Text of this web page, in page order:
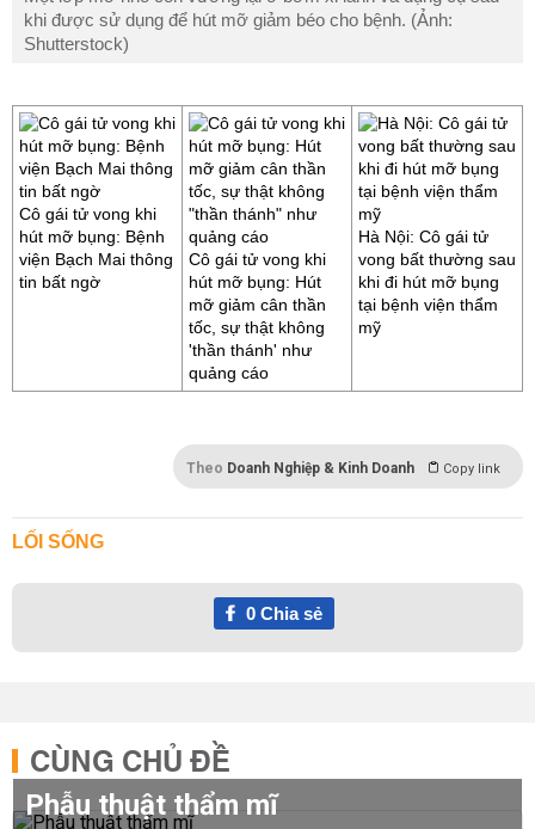
khi được sử dụng để hút mỡ giảm béo cho bệnh. (Ảnh:
Shutterstock)
Cô gái tử vong khi
hút mỡ bụng: Bệnh
viện Bạch Mai thông
tin bất ngờ
Cô gái tử vong khi
hút mỡ bụng: Hút
mỡ giảm cân thần
tốc, sự thật không
'thần thánh' như
quảng cáo
Hà Nội: Cô gái tử
vong bất thường sau
khi đi hút mỡ bụng
tại bệnh viện thẩm
mỹ
Theo Doanh Nghiệp & Kinh Doanh Copy link
LỐI SỐNG
0Chia sẻ
CÙNG CHỦ ĐỀ
Phẫu thuật thẩm mĩ